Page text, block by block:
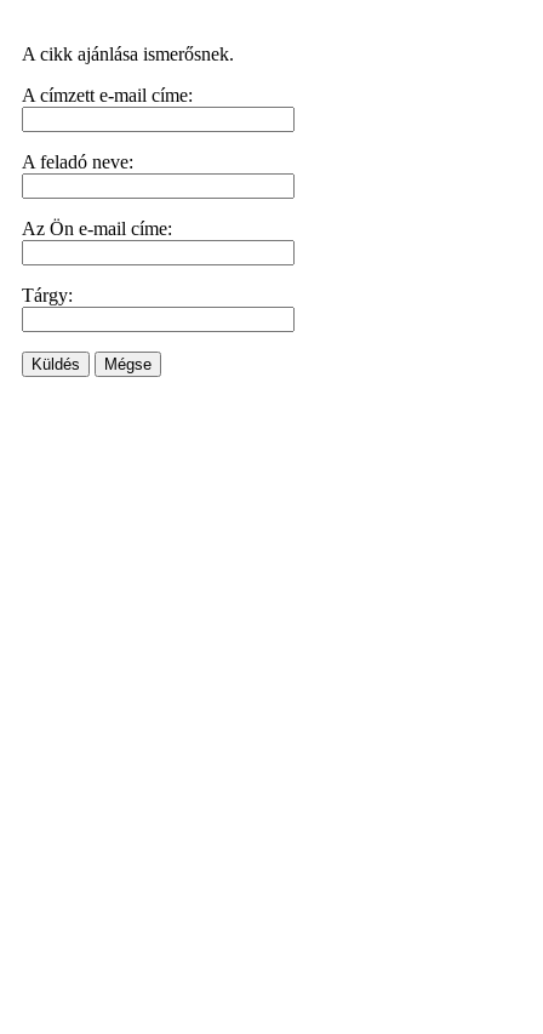
A cikk ajánlása ismerősnek.
A címzett e-mail címe:
A feladó neve:
Az Ön e-mail címe:
Tárgy:
Küldés Mégse